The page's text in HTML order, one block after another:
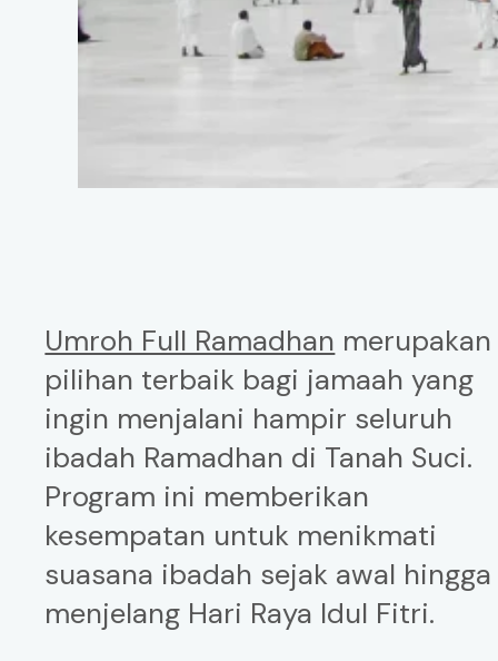
Umroh Full Ramadhan merupakan
pilihan terbaik bagi jamaah yang
ingin menjalani hampir seluruh
ibadah Ramadhan di Tanah Suci.
Program ini memberikan
kesempatan untuk menikmati
suasana ibadah sejak awal hingga
menjelang Hari Raya Idul Fitri.